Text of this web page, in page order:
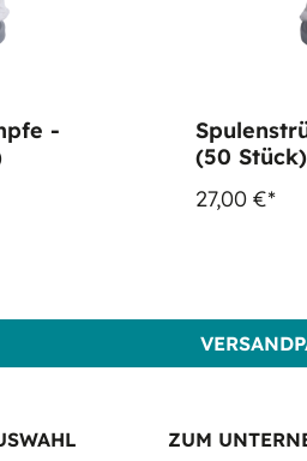
-
(50 Stück)
27,00 €*
ZUM